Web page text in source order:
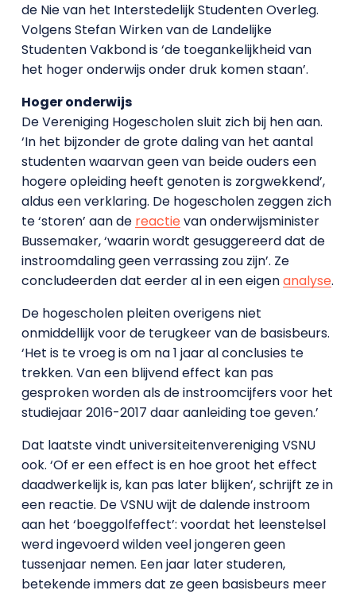
de Nie van het Interstedelijk Studenten Overleg.
Volgens Stefan Wirken van de Landelijke
Studenten Vakbond is ‘de toegankelijkheid van
het hoger onderwijs onder druk komen staan’.
Hoger onderwijs
De Vereniging Hogescholen sluit zich bij hen aan.
‘In het bijzonder de grote daling van het aantal
studenten waarvan geen van beide ouders een
hogere opleiding heeft genoten is zorgwekkend’,
aldus een verklaring. De hogescholen zeggen zich
te ‘storen’ aan de reactievan onderwijsminister
Bussemaker, ‘waarin wordt gesuggereerd dat de
instroomdaling geen verrassing zou zijn’. Ze
concludeerden dat eerder al in een eigenanalyse.
De hogescholen pleiten overigens niet
onmiddellijk voor de terugkeer van de basisbeurs.
‘Het is te vroeg is om na 1 jaar al conclusies te
trekken. Van een blijvend effect kan pas
gesproken worden als de instroomcijfers voor het
studiejaar 2016-2017 daar aanleiding toe geven.’
Dat laatste vindt universiteitenvereniging VSNU
ook. ‘Of er een effect is en hoe groot het effect
daadwerkelijk is, kan pas later blijken’, schrijft ze in
een reactie. De VSNU wijt de dalende instroom
aan het ‘boeggolfeffect’: voordat het leenstelsel
werd ingevoerd wilden veel jongeren geen
tussenjaar nemen. Een jaar later studeren,
betekende immers dat ze geen basisbeurs meer